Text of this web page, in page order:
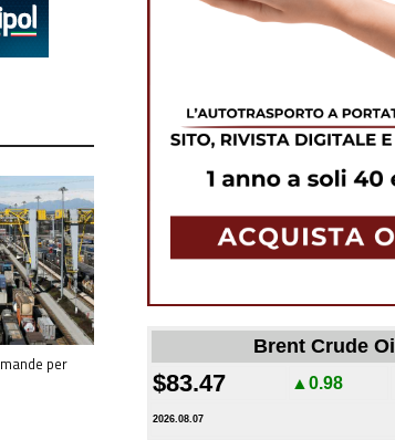
per
Brent Crude Oil
$83.47 ▲0.98
2026.08.07